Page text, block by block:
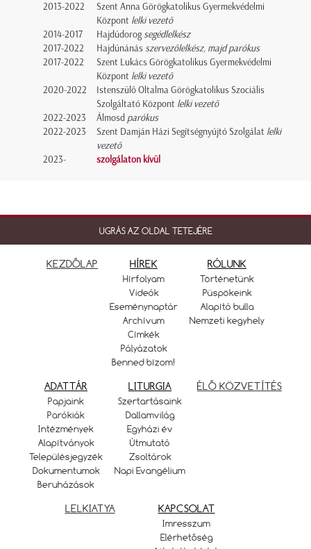
2013-2022
Szent Anna Görögkatolikus Gyermekvédelmi
Központ lelki vezető
2014-2017
Hajdúdorog segédlelkész
2017-2022
Hajdúnánás szervezőlelkész, majd parókus
2017-2022
Szent Lukács Görögkatolikus Gyermekvédelmi
Központ lelki vezető
2020-2022
Istenszülő Oltalma Görögkatolikus Szociális
Szolgáltató Központ lelki vezető
2022-2023
Álmosd parókus
2022-2023
Szent Damján Házi Segítségnyújtó Szolgálat lelki
vezető
2023-
szolgálaton kívül
UGRÁS AZ OLDAL TETEJÉRE
KEZDŐLAP HÍREK
Hírfolyam
Videók
Eseménynaptár
Archívum
Címkék
Pályázatok
Benned bízom!
RÓLUNK
Történetünk
Püspökeink
Alapító bulla
Nemzeti kegyhely
ADATTÁR
Papjaink
Parókiák
Intézmények
Alapítványok
Településjegyzék
Dokumentumok
Beruházások
LITURGIA
Szertartásaink
Dallamvilág
Egyházi év
Útmutató
Zsoltárok
Napi Evangélium
ÉLŐ KÖZVETÍTÉS
LELKIATYA KAPCSOLAT
Imresszum
Elérhetőség